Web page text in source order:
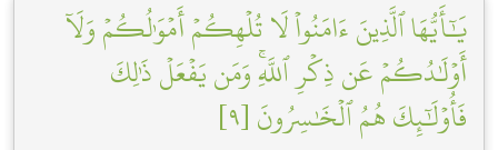
يَٰٓأَيُّهَا ٱلَّذِينَ ءَامَنُواْ لَا تُلۡهِكُمۡ أَمۡوَٰلُكُمۡ وَلَآ
أَوۡلَٰدُكُمۡ عَن ذِكۡرِ ٱللَّهِۚ وَمَن يَفۡعَلۡ ذَٰلِكَ
فَأُوْلَٰٓئِكَ هُمُ ٱلۡخَٰسِرُونَ [٩]